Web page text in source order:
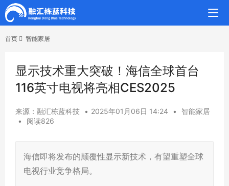
首页 智能家居
显示技术重大突破！海信全球首台
116英寸电视将亮相CES2025
来源：融汇栋蓝科技 • 2025年01月06日 14:24 •
智能家居
•
阅读826
海信即将发布的颠覆性显示新技术，有望重塑全球
电视行业竞争格局。